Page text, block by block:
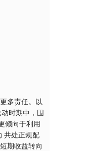
多责任。以
时期中，围
倾向于利用
共处正规配
期收益转向